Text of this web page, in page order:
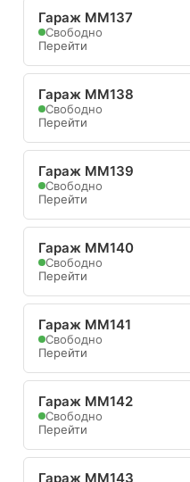
Гараж ММ137
Свободно
Перейти
Гараж ММ138
Свободно
Перейти
Гараж ММ139
Свободно
Перейти
Гараж ММ140
Свободно
Перейти
Гараж ММ141
Свободно
Перейти
Гараж ММ142
Свободно
Перейти
Гараж ММ143